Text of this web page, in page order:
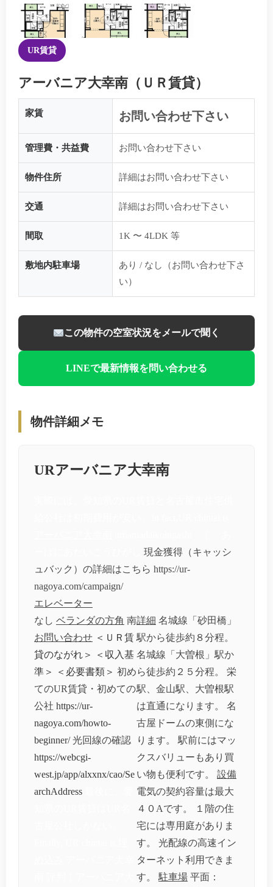
UR賃貸
アーバニア大幸南（ＵＲ賃貸）
家賃 お問い合わせ下さい
管理費・共益費 お問い合わせ下さい
物件住所 詳細はお問い合わせ下さい
交通 詳細はお問い合わせ下さい
間取 1K 〜 4LDK 等
敷地内駐車場
あり / なし（お問い合わせ下さ
い）
この物件の空室状況をメールで聞く
LINEで最新情報を問い合わせる
物件詳細メモ
URアーバニア大幸南
現金獲得（キャッシ
ュバック）の詳細はこちら https://ur-
nagoya.com/campaign/
エレベーター
なし ベランダの方角 南詳細 名城線「砂田橋」
駅から徒歩約８分程。
名城線「大曽根」駅か
ら徒歩約２５分程。 栄
駅、金山駅、大曽根駅
は直通になります。 名
古屋ドームの東側にな
ります。 駅前にはマッ
クスバリューもあり買
い物も便利です。 設備
電気の契約容量は最大
４０Aです。 １階の住
宅には専用庭がありま
す。 光配線の高速イン
ターネット利用できま
す。 駐車場 平面：
お問い合わせ ＜ＵＲ賃
貸のながれ＞
＜収入基
準＞
＜必要書類＞ 初め
てのUR賃貸・初めての
公社 https://ur-
nagoya.com/howto-
beginner/光回線の確認
https://webcgi-
west.jp/app/alxxnx/cao/Se
archAddress